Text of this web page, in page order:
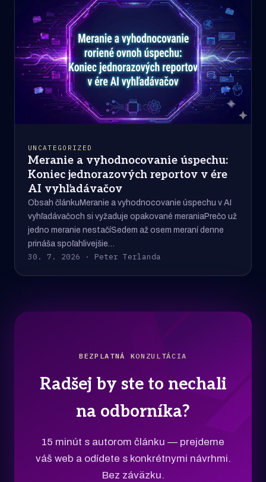
UNCATEGORIZED
Meranie a vyhodnocovanie úspechu:
Koniec jednorazových reportov v ére
AI vyhľadávačov
Obsah článkuMeranie a vyhodnocovanie úspechu v AI
vyhľadávačoch si vyžaduje opakované meraniaPrečo už
jedno meranie nestačíSedem až osem meraní denne
prináša spoľahlivejšie…
30. 7. 2026 · Peter Terlanda
BEZPLATNÁ KONZULTÁCIA
Radšej by ste to nechali
na odborníka?
15 minút s autorom článku — prejdeme
váš web a odídete s konkrétnymi návrhmi.
Bez záväzku.